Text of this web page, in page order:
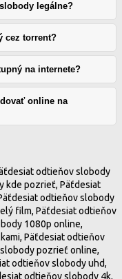
legálne?
cez torrent?
na internete?
online na
odtieňov slobody
kde pozrieť, Päťdesiat
odtieňov slobody
film, Päťdesiat odtieňov
1080p online,
Päťdesiat odtieňov
pozrieť online,
odtieňov slobody uhd,
odtieňov slobody 4k,